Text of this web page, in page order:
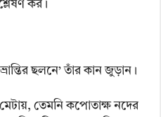
কর।
ছলনে’ তাঁর কান জুড়ান।
তেমনি কপোতাক্ষ নদের